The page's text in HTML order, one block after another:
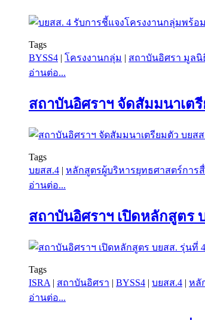
Tags
BYSS4 | โครงงานกลุ่ม | สถาบันอิศรา มูล
อ่านต่อ...
สถาบันอิศราฯ จัดสัมมนาเต
Tags
บยสส.4 | หลักสูตรผู้บริหารยุทธศาสตร์การ
อ่านต่อ...
สถาบันอิศราฯ เปิดหลักสูตร
Tags
ISRA | สถาบันอิศรา | BYSS4 | บยสส.4 | หลั
อ่านต่อ...